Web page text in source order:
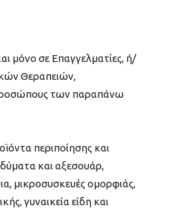
μόνο σε Επαγγελματίες, ή/
Θεραπειών,
των παραπάνω
περιποίησης και
και αξεσουάρ,
μικροσυσκευές ομορφιάς,
γυναικεία είδη και